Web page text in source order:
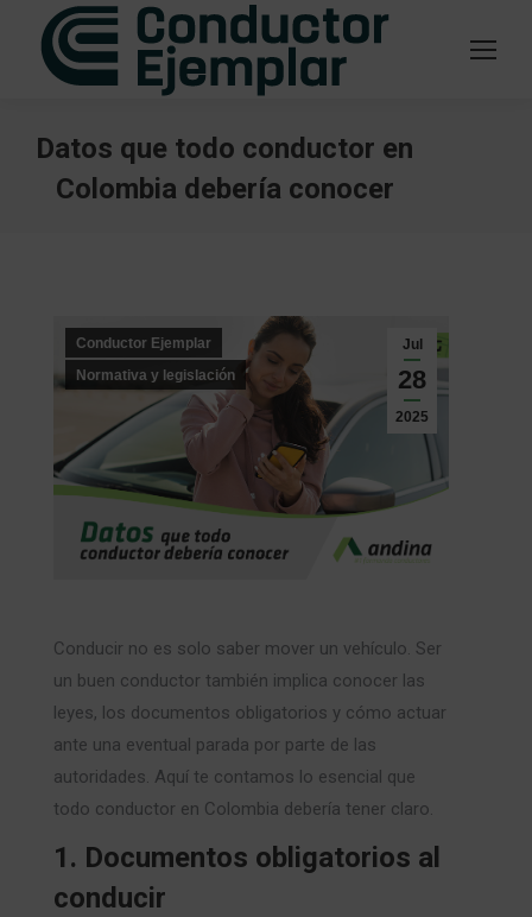
Datos que todo conductor en
Colombia debería conocer
Jul
28
2025
Conductor Ejemplar
Normativa y legislación
Conducir no es solo saber mover un vehículo. Ser
un buen conductor también implica conocer las
leyes, los documentos obligatorios y cómo actuar
ante una eventual parada por parte de las
autoridades. Aquí te contamos lo esencial que
todo conductor en Colombia debería tener claro.
1. Documentos obligatorios al
conducir